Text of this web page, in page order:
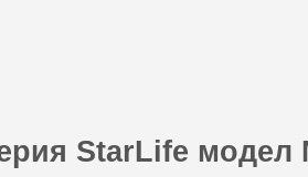
StarLife модел